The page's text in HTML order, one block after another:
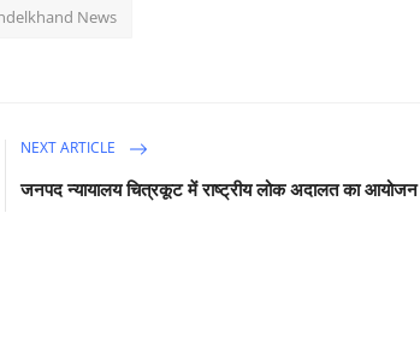
News
NEXT ARTICLE
जनपद न्यायालय चित्रकूट में राष्ट्रीय लोक अदालत का आयोजन